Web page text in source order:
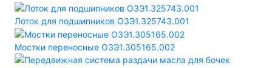
Лоток для подшипников ОЗЭ1.325743.001
Мостки переносные ОЗЭ1.305165.002